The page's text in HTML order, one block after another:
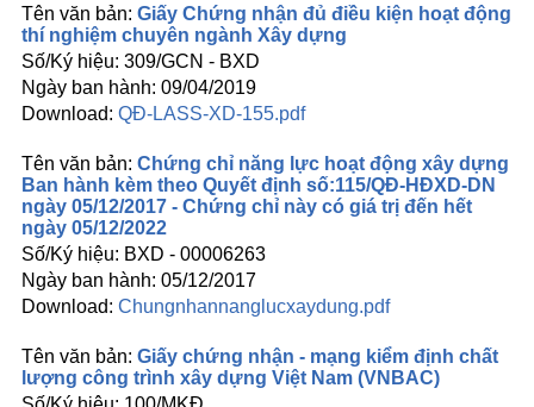
Giấy Chứng nhận đủ điều kiện hoạt động
thí nghiệm chuyên ngành Xây dựng
309/GCN - BXD
09/04/2019
QĐ-LASS-XD-155.pdf
Chứng chỉ năng lực hoạt động xây dựng
Ban hành kèm theo Quyết định số:115/QĐ-HĐXD-DN
ngày 05/12/2017 - Chứng chỉ này có giá trị đến hết
ngày 05/12/2022
BXD - 00006263
05/12/2017
Chungnhannanglucxaydung.pdf
Giấy chứng nhận - mạng kiểm định chất
lượng công trình xây dựng Việt Nam (VNBAC)